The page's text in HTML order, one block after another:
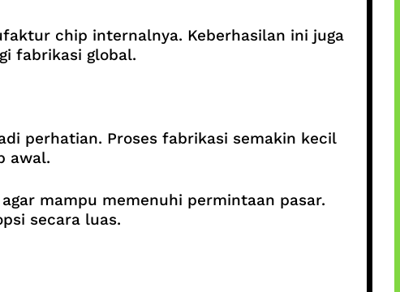
chip internalnya. Keberhasilan ini juga
fabrikasi global.
perhatian. Proses fabrikasi semakin kecil
awal.
mampu memenuhi permintaan pasar.
secara luas.